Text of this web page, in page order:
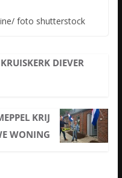
foto shutterstock
DIEVER
KRIJ
WONING